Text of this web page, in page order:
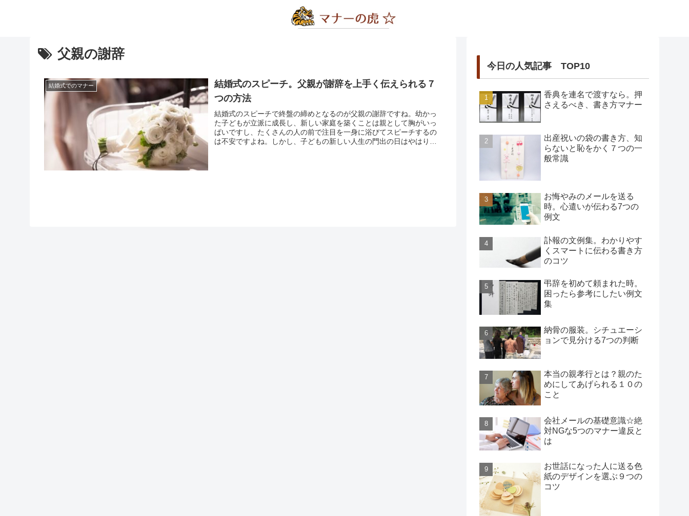
父親の謝辞
結婚式でのマナー
結婚式のスピーチ。父親が謝辞を上手く伝えられる７
つの方法
結婚式のスピーチで終盤の締めとなるのが父親の謝辞ですね。幼かっ
た子どもが立派に成長し、新しい家庭を築くことは親として胸がいっ
ぱいですし、たくさんの人の前で注目を一身に浴びてスピーチするの
は不安ですよね。しかし、子どもの新しい人生の門出の日はやはり素
今日の人気記事 TOP10
香典を連名で渡すなら。押
さえるべき、書き方マナー
出産祝いの袋の書き方、知
らないと恥をかく７つの一
般常識
お悔やみのメールを送る
時。心遣いが伝わる7つの
例文
訃報の文例集。わかりやす
くスマートに伝わる書き方
のコツ
弔辞を初めて頼まれた時。
困ったら参考にしたい例文
集
納骨の服装。シチュエーシ
ョンで見分ける7つの判断
本当の親孝行とは？親のた
めにしてあげられる１０の
こと
会社メールの基礎意識☆絶
対NGな5つのマナー違反と
は
お世話になった人に送る色
紙のデザインを選ぶ９つの
コツ